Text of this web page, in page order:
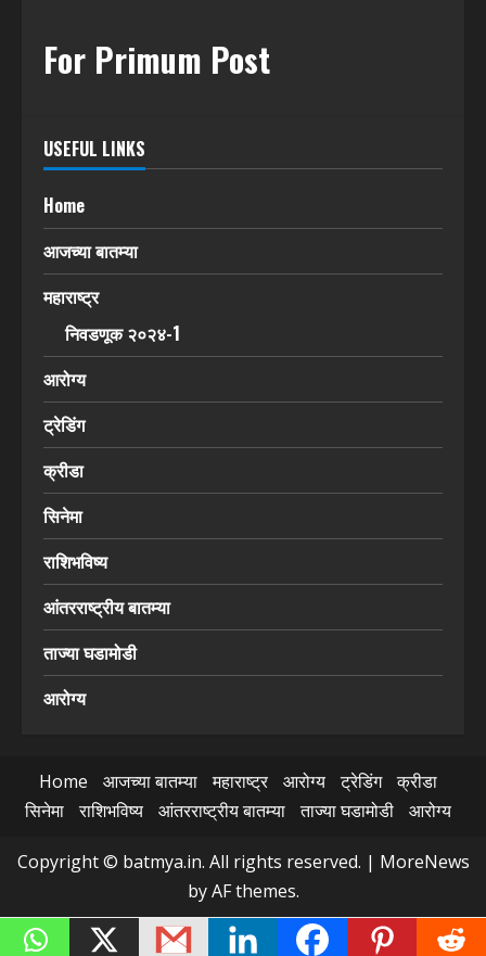
For Primum Post
USEFUL LINKS
Home
आजच्या बातम्या
महाराष्ट्र
निवडणूक २०२४-1
आरोग्य
ट्रेडिंग
क्रीडा
सिनेमा
राशिभविष्य
आंतरराष्ट्रीय बातम्या
ताज्या घडामोडी
आरोग्य
Home आजच्या बातम्या महाराष्ट्र आरोग्य ट्रेडिंग
क्रीडा
सिनेमा
राशिभविष्य आंतरराष्ट्रीय बातम्या ताज्या घडामोडी आरोग्य
Copyright © batmya.in. All rights reserved. | MoreNews
by AF themes.